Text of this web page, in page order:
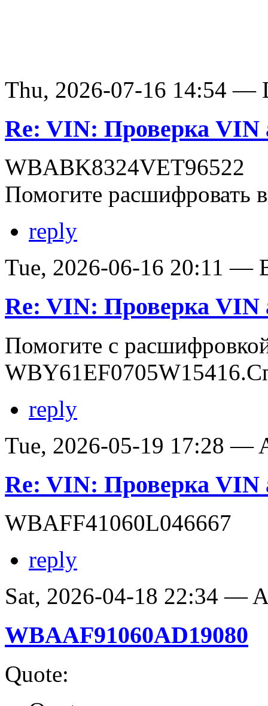
Thu, 2026-07-16 14:54 —
Re: VIN: Проверка VIN
WBABK8324VET96522
Помогите расшифровать
reply
Tue, 2026-06-16 20:11 —
Re: VIN: Проверка VIN
Помогите с
reply
Tue, 2026-05-19 17:28 —
Re: VIN: Проверка VIN
WBAFF41060L046667
reply
Sat, 2026-04-18 22:34 —
WBAAF91060AD19080
Quote: